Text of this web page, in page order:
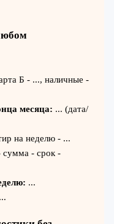
Б - ..., наличные -
месяца: ... (дата/
на неделю - ...
сумма - срок -
...
...